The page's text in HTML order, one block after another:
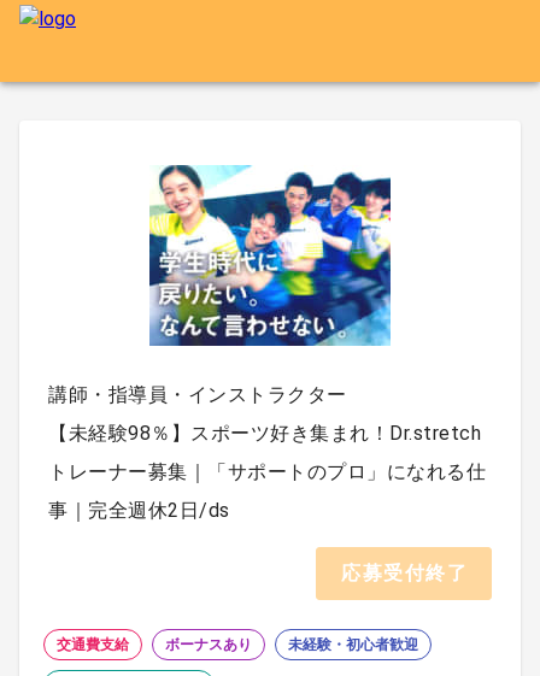
講師・指導員・インストラクター
【未経験98％】スポーツ好き集まれ！Dr.stretch
トレーナー募集｜「サポートのプロ」になれる仕
事｜完全週休2日/ds
応募受付終了
交通費支給 ボーナスあり 未経験・初心者歓迎